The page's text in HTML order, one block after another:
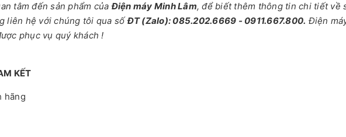
tâm đến sản phẩm củaĐiện máy Minh Lâm, để biết thêm thông tin chi tiết về
liên hệ với chúng tôi qua sốĐT (Zalo): 085.202.6669 - 0911.667.800. Điện
phục vụ quý khách !
KẾT
hãng